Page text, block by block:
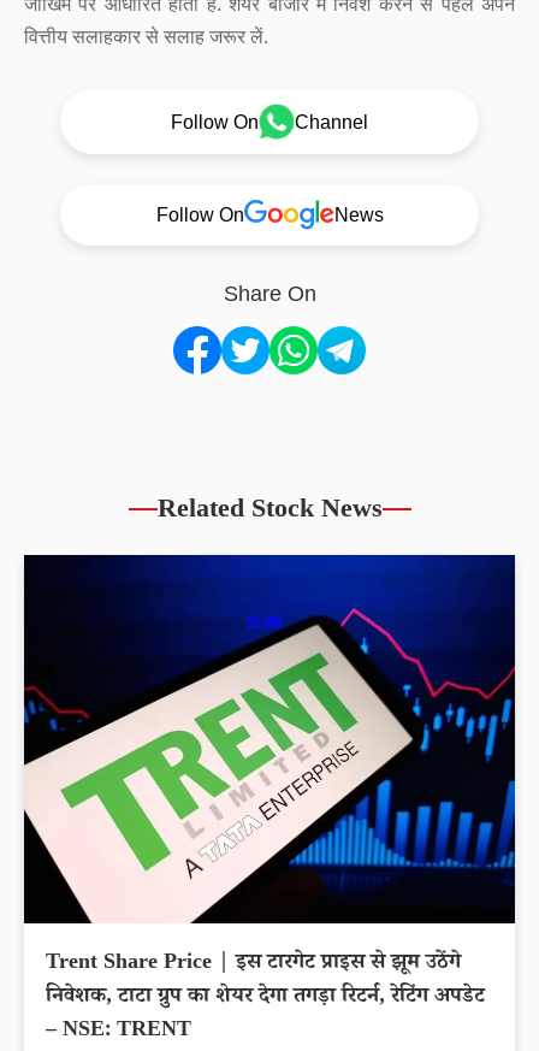
जोखिम पर आधारित होता है. शेयर बाजार में निवेश करने से पहले अपने
वित्तीय सलाहकार से सलाह जरूर लें.
Follow On Channel
Follow On News
Share On
Related Stock News
Trent Share Price | इस टारगेट प्राइस से झूम उठेंगे
निवेशक, टाटा ग्रुप का शेयर देगा तगड़ा रिटर्न, रेटिंग अपडेट
– NSE: TRENT